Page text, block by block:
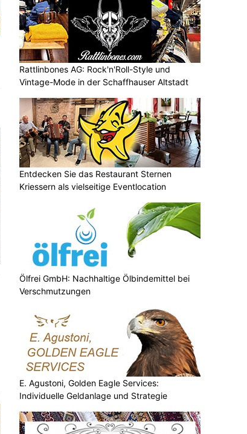
Rattlinbones AG: Rock'n'Roll-Style und
Vintage-Mode in der Schaffhauser Altstadt
Entdecken Sie das Restaurant Sternen
Kriessern als vielseitige Eventlocation
Ölfrei GmbH: Nachhaltige Ölbindemittel bei
Verschmutzungen
E. Agustoni, Golden Eagle Services:
Individuelle Geldanlage und Strategie